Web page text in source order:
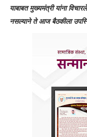
याबाबत मुख्यमंत्री यांना
नसल्याने ते आज बैठकीला